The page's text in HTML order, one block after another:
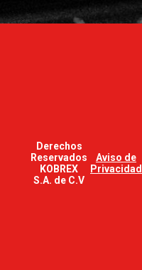
Derechos
Reservados
KOBREX
S.A. de C.V
Aviso de
Privacidad